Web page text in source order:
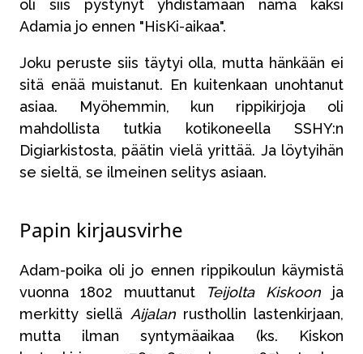
oli siis pystynyt yhdistämään nämä kaksi
Adamia jo ennen "HisKi-aikaa".
Joku peruste siis täytyi olla, mutta hänkään ei
sitä enää muistanut. En kuitenkaan unohtanut
asiaa. Myöhemmin, kun rippikirjoja oli
mahdollista tutkia kotikoneella SSHY:n
Digiarkistosta, päätin vielä yrittää. Ja löytyihän
se sieltä, se ilmeinen selitys asiaan.
Papin kirjausvirhe
Adam-poika oli jo ennen rippikoulun käymistä
vuonna 1802 muuttanut
Teijolta Kiskoon ja
merkitty siellä Aijalanrusthollin lastenkirjaan,
mutta ilman syntymäaikaa (ks. Kiskon